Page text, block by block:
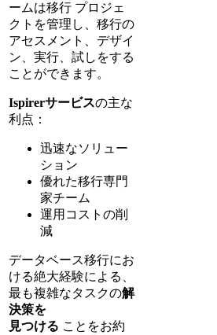
ームは移行 プロジェ
クトを管理し、移行の
アセスメント、デザイ
ン、実行、試しをする
ことができます。
Ispirerサービスの主な
利点：
迅速なソリュー
ション
優れた移行専門
家チーム
運用コストの削
減
データベース移行にお
ける絶大経験による、
最も複雑なタスクの解
決策を
見つける ことをお約